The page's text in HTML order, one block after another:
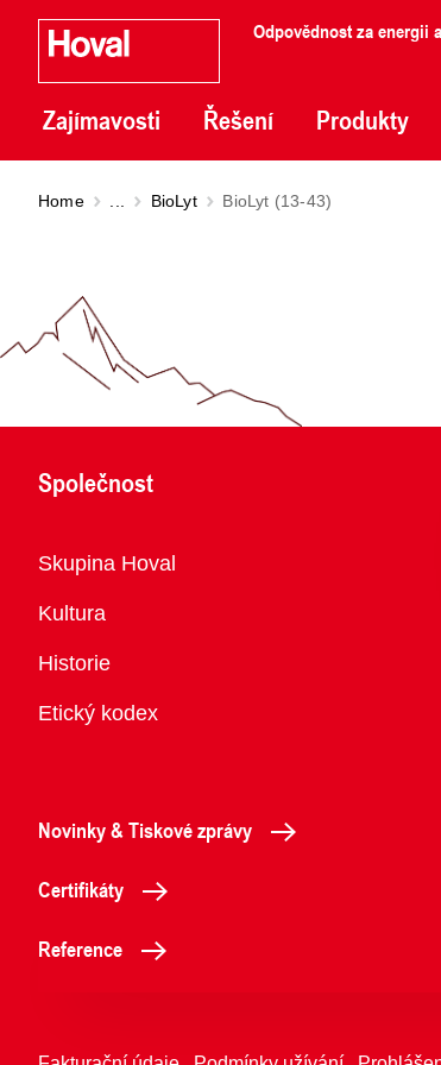
Odpovědnost za energii
Zajímavosti Řešení Produkty
Home BioLyt BioLyt (13-43)
Společnost
Přehled
Skupina Hoval
Kultura
Historie
Etický kodex
Novinky & Tiskové zprávy
Certifikáty
Reference